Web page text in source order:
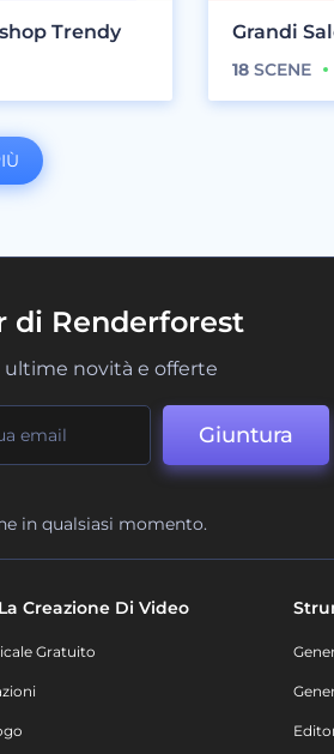
Trendy Grandi
18SCENE
di Renderforest
ultime novità e offerte
Giuntura
in qualsiasi momento.
Creazione Di Video
Gratuito